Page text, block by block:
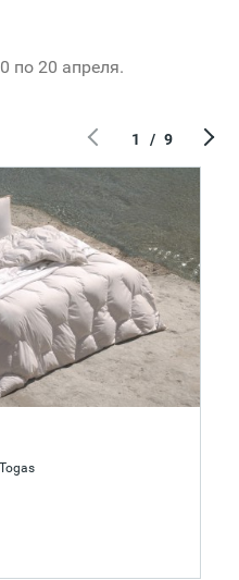
по 20 апреля.
1 / 9